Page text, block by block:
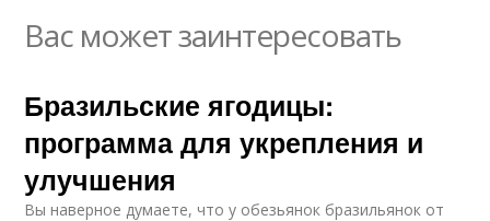
Вас может заинтересовать
Бразильские ягодицы:
программа для укрепления и
улучшения
Вы наверное думаете, что у обезьянок бразильянок от